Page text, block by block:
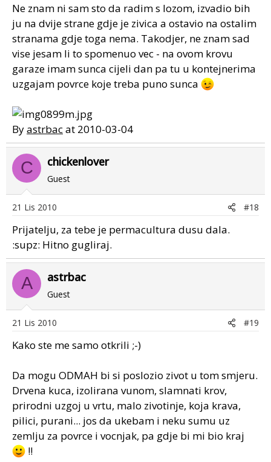
Ne znam ni sam sto da radim s lozom, izvadio bih
ju na dvije strane gdje je zivica a ostavio na ostalim
stranama gdje toga nema. Takodjer, ne znam sad
vise jesam li to spomenuo vec - na ovom krovu
garaze imam sunca cijeli dan pa tu u kontejnerima
uzgajam povrce koje treba puno sunca
Byastrbacat 2010-03-04
C chickenlover
Guest
21 Lis 2010 #18
Prijatelju, za tebe je permacultura dusu dala.
:supz: Hitno gugliraj.
A astrbac
Guest
21 Lis 2010 #19
Kako ste me samo otkrili ;-)
Da mogu ODMAH bi si poslozio zivot u tom smjeru.
Drvena kuca, izolirana vunom, slamnati krov,
prirodni uzgoj u vrtu, malo zivotinje, koja krava,
pilici, purani... jos da ukebam i neku sumu uz
zemlju za povrce i vocnjak, pa gdje bi mi bio kraj
!!